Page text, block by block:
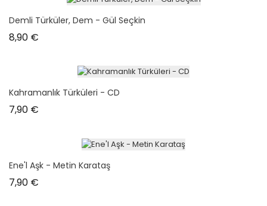
Demli Türküler, Dem - Gül Seçkin
8,90 €
Kahramanlık Türküleri - CD
7,90 €
Ene'l Aşk - Metin Karataş
7,90 €